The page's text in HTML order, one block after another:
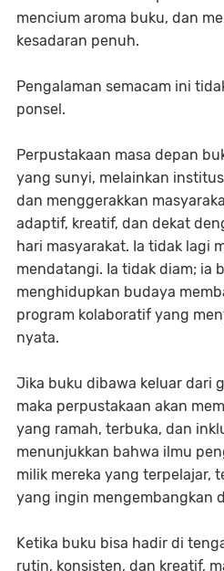
mencium aroma buku, dan
kesadaran penuh.
Pengalaman semacam ini
ponsel.
Perpustakaan masa depan
yang sunyi, melainkan
dan menggerakkan
adaptif, kreatif, dan dekat
hari masyarakat. Ia tidak lagi
mendatangi. Ia tidak diam; ia
menghidupkan budaya
program kolaboratif yang
nyata.
Jika buku dibawa keluar dari
maka perpustakaan akan
yang ramah, terbuka, dan
menunjukkan bahwa ilmu
milik mereka yang terpelajar,
yang ingin mengembangkan
Ketika buku bisa hadir di
rutin, konsisten, dan kreatif,